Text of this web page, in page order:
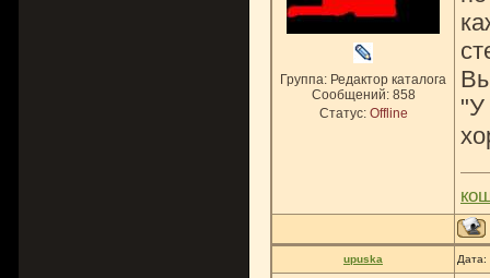
Группа: Редактор каталога
Сообщений: 858
Статус: Offline
"У
upuska Дата: